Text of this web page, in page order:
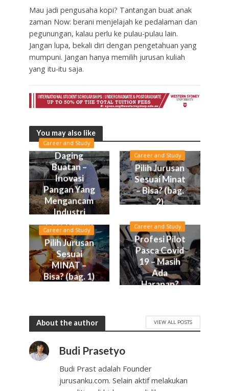
Mau jadi pengusaha kopi? Tantangan buat anak
zaman Now: berani menjelajah ke pedalaman dan
pegunungan, kalau perlu ke pulau-pulau lain.
Jangan lupa, bekali diri dengan pengetahuan yang
mumpuni. Jangan hanya memilih jurusan kuliah
yang itu-itu saja.
You may also like
Career and Study
Daging
Buatan –
Inovasi
Pangan Yang
Mengancam
Industri
Peternakan
Career and Study
Pilih Jurusan
Sesuai Minat
– Bisa? (bag.
2)
Career and Study
Pilih Jurusan
Sesuai
MINAT –
Bisa? (bag. 1)
Career and Study
Profesi Pilot
Pasca Covid
19 – Masih
Ada
Harapan?
About the author VIEW ALL POSTS
Budi Prasetyo
Budi Prast adalah Founder
jurusanku.com. Selain aktif melakukan